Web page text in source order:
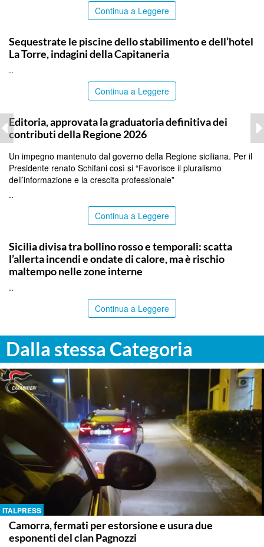
Continua a Leggere
Sequestrate le piscine dello stabilimento e dell’hotel
La Torre, indagini della Capitaneria
..
Continua a Leggere
Editoria, approvata la graduatoria definitiva dei
contributi della Regione 2026
Un impegno mantenuto dal governo della Regione siciliana. Per il
Presidente renato Schifani così si “Favorisce il pluralismo
dell’informazione e la crescita professionale”
..
Continua a Leggere
Sicilia divisa tra bollino rosso e temporali: scatta
l’allerta incendi e ondate di calore, ma è rischio
maltempo nelle zone interne
..
Continua a Leggere
Dalla stessa Categoria
ITALPRESS
Camorra, fermati per estorsione e usura due
esponenti del clan Pagnozzi